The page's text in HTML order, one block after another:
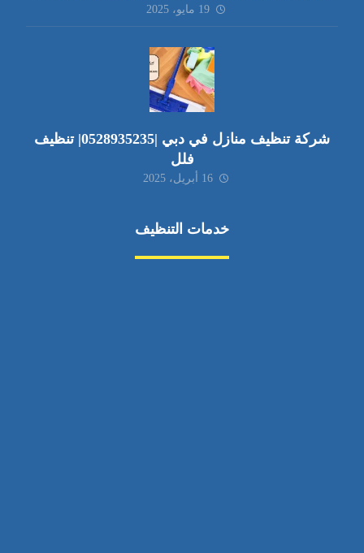
19 مايو، 2025
شركة تنظيف منازل في دبي |0528935235| تنظيف
فلل
16 أبريل، 2025
خدمات التنظيف